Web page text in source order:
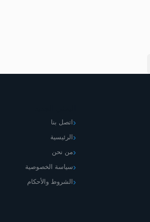
اتصل بنا
الرئيسية
من نحن
سياسة الخصوصية
الشروط والأحكام